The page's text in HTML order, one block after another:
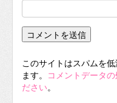
このサイトはスパムを
ます。
コメントデータ
ださい。